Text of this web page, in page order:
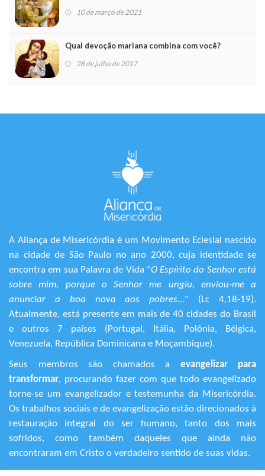
10 de março de 2021
Qual devoção mariana combina com você?
28 de julho de 2017
A Aliança de Misericórdia é um Movimento Eclesial nascido
na cidade de São Paulo no ano 2000, cuja identidade se
encontra em sua Palavra de Vida "O Espírito do Senhor está
sobre mim, porque o Senhor me ungiu, enviou-me a
anunciar a boa nova aos pobres..." (Lc 4,18-19).
Atualmente, está presente em mais de 40 cidades do Brasil
e outros 7 países (Portugal, Itália, Polônia, Bélgica,
Venezuela, República Dominicana e Moçambique).
Seus membros são chamados a evangelizar para
transformar, procurando fazer com que todo evangelizado
torne-se um evangelizador e testemunha da Misericórdia.
Os trabalhos sociais e de evangelização estão direcionados à
restauração integral do ser humano, tanto dos mais
sofridos, como também daqueles que ainda não
encontraram em Cristo o verdadeiro sentido de suas vidas.